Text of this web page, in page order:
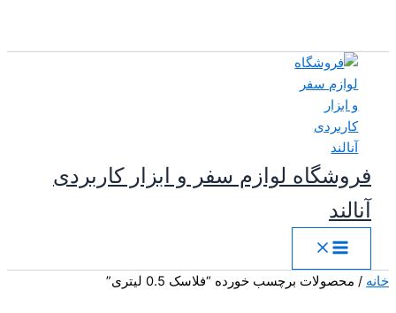
فروشگاه لوازم سفر و ابزار کاربردی
آنالند
خانه / محصولات برچسب خورده “فلاسک 0.5 لیتری”